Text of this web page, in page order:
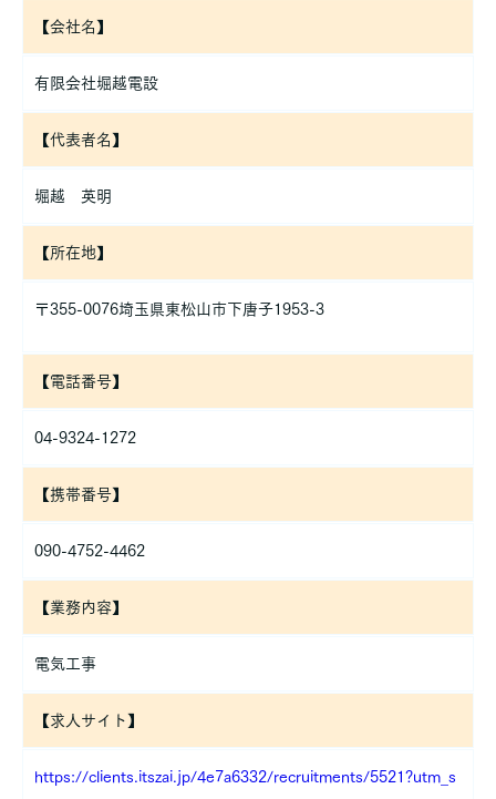
のご案内やご質問に対する回答として、電子メールや資料のご送
個人情報の第三者への開示・提供の禁止
当社は、お客さまよりお預かりした個人情報を適切に管理し、次
のいずれかに該当する場合を除き、個人情報を第三者に開示いた
・お客さまの同意がある場合
・お客さまが希望されるサービスを行なうために当社が業務を委
託する業者に対して開示する場合
当社は、個人情報の正確性及び安全性確保のために、セキュリテ
ご本人の照会
れる場合には、ご本人であることを確認の上、対応させていただ
法令、規範の遵守と見直し
他規範を遵守するとともに、本ポリシーの内容を適宜見直し、そ
【会社名】
有限会社堀越電設
【代表者名】
堀越 英明
【所在地】
〒355-0076埼玉県東松山市下唐子1953-3
【電話番号】
04-9324-1272
【携帯番号】
090-4752-4462
【業務内容】
電気工事
【求人サイト】
https://clients.itszai.jp/4e7a6332/recruitments/5521?utm_s